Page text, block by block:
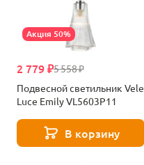
Акция 50%
5 558 ₽
2 779 ₽
Подвесной светильник Vele
Luce Emily VL5603P11
В корзину